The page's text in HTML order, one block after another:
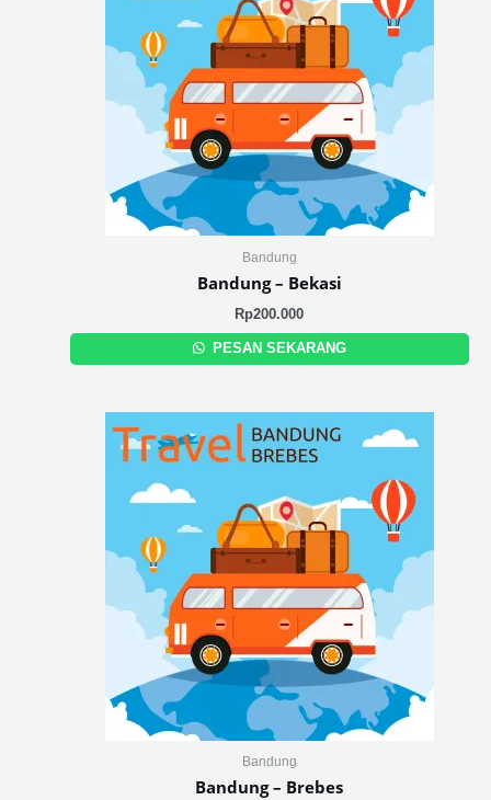
Bandung
Bandung – Bekasi
Rp200.000
PESAN SEKARANG
Bandung
Bandung – Brebes